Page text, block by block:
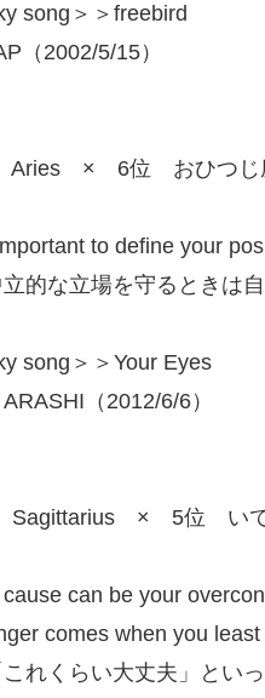
song＞＞freebird
（2002/5/15）
Aries × 6位 おひつじ
to define your
立的な立場を守るときは
song＞＞Your Eyes
（2012/6/6）
Sagittarius × 5位 い
can be your
comes when you least
これくらい大丈夫」とい